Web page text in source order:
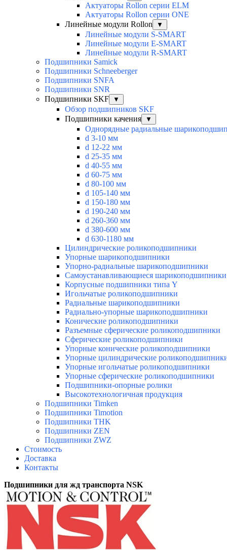
Актуаторы Rollon серии ELM
Актуаторы Rollon серии ONE
Линейные модули Rollon
▼
Линейные модули S-SMART
Линейные модули E-SMART
Линейные модули R-SMART
Подшипники Samick
Подшипники Schneeberger
Подшипники SNFA
Подшипники SNR
Подшипники SKF
▼
Обзор подшипников SKF
Подшипники качения
▼
Однорядные радиальные
d 3-10 мм
d 12-22 мм
d 25-35 мм
d 40-55 мм
d 60-75 мм
d 80-100 мм
d 105-140 мм
d 150-180 мм
d 190-240 мм
d 260-360 мм
d 380-600 мм
d 630-1180 мм
Цилиндрические роликоподшипники
Упорные шарикоподшипники
Упорно-радиальные шарикоподшипники
Самоустанавливающиеся шарикоподшипники
Корпусные подшипники типа Y
Игольчатые роликоподшипники
Радиальные шарикоподшипники
Радиально-упорные шарикоподшипники
Конические роликоподшипники
Разъемные сферические роликоподшипники
Сферические роликоподшипники
Упорные конические роликоподшипники
Упорные цилиндрические
Упорные игольчатые роликоподшипники
Упорные сферические роликоподшипники
Подшипники-опорные ролики
Высокотехнологичная продукция
Подшипники Timken
Подшипники Timotion
Подшипники THK
Подшипники ZEN
Подшипники ZWZ
Стоимость
Доставка
Контакты
Подшипники для жд транспорта NSK